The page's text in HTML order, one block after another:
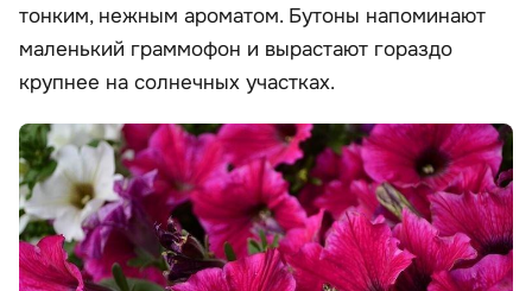
тонким, нежным ароматом. Бутоны напоминают
маленький граммофон и вырастают гораздо
крупнее на солнечных участках.